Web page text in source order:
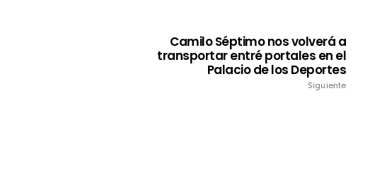
Camilo Séptimo nos volverá a
transportar entré portales en el
Palacio de los Deportes
Siguiente